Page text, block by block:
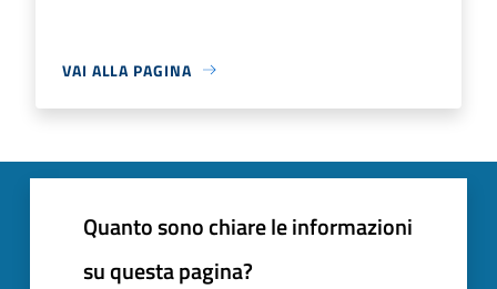
VAI ALLA PAGINA
Quanto sono chiare le informazioni
su questa pagina?